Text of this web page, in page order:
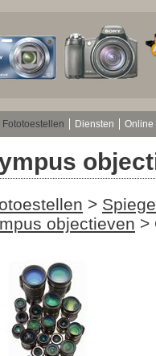
Fototoestellen Diensten Online
>
objectieven >